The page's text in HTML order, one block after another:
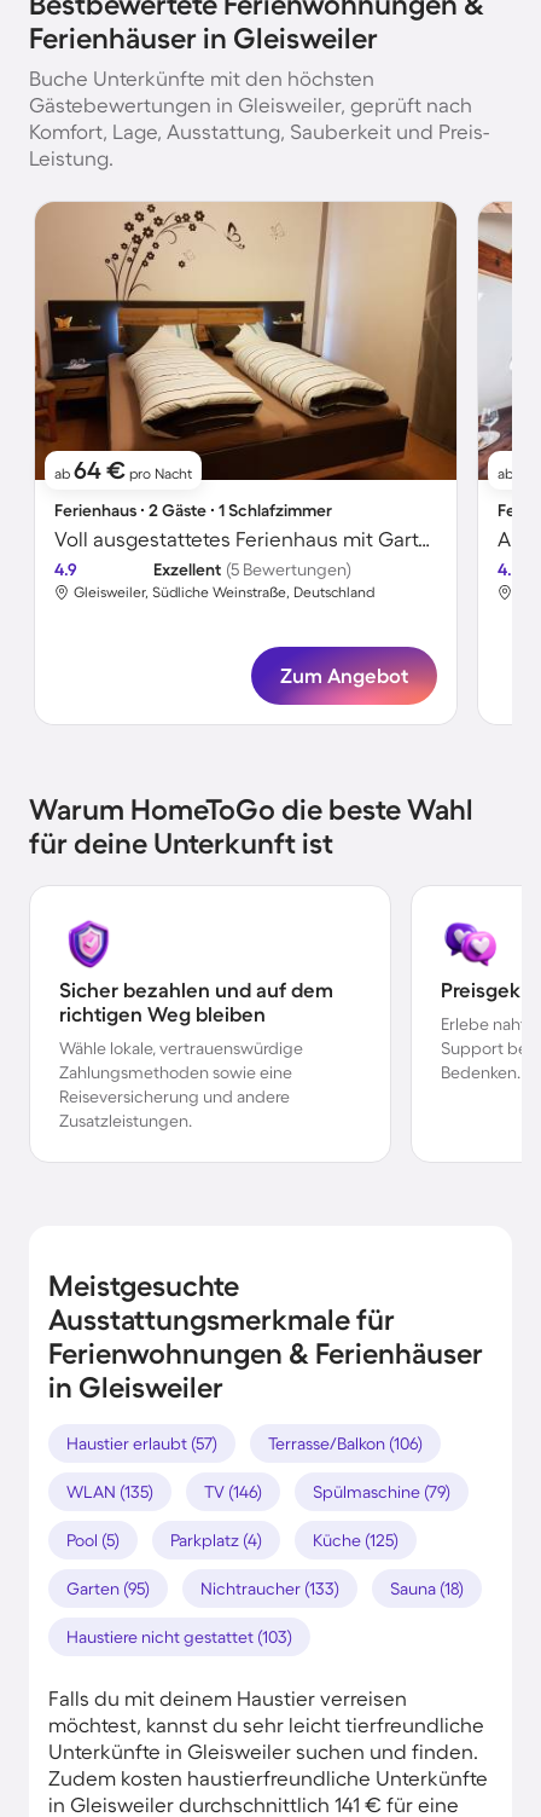
Ferienhäuser in Gleisweiler
Buche Unterkünfte mit den höchsten
Gästebewertungen in Gleisweiler, geprüft nach
Komfort, Lage, Ausstattung, Sauberkeit und Preis-
Leistung.
ab 64 € pro Nacht
Ferienhaus ∙ 2 Gäste ∙ 1 Schlafzimmer
Voll ausgestattetes Ferienhaus mit Garten, Grill und Terrasse | Bergblick
4.9 Exzellent (5 Bewertungen)
Gleisweiler, Südliche Weinstraße, Deutschland
Zum Angebot
ab
4.8
Warum HomeToGo die beste Wahl
für deine Unterkunft ist
Sicher bezahlen und auf dem
richtigen Weg bleiben
Wähle lokale, vertrauenswürdige
Zahlungsmethoden sowie eine
Reiseversicherung und andere
Zusatzleistungen.
Erlebe
Support bei
Bedenken.
Meistgesuchte
Ausstattungsmerkmale für
Ferienwohnungen & Ferienhäuser
in Gleisweiler
Haustier erlaubt (57) Terrasse/Balkon (106)
WLAN (135) TV (146) Spülmaschine (79)
Pool (5) Parkplatz (4) Küche (125)
Garten (95) Nichtraucher (133) Sauna (18)
Haustiere nicht gestattet (103)
Falls du mit deinem Haustier verreisen
möchtest, kannst du sehr leicht tierfreundliche
Unterkünfte in Gleisweiler suchen und finden.
Zudem kosten haustierfreundliche Unterkünfte
in Gleisweiler durchschnittlich 141 € für eine